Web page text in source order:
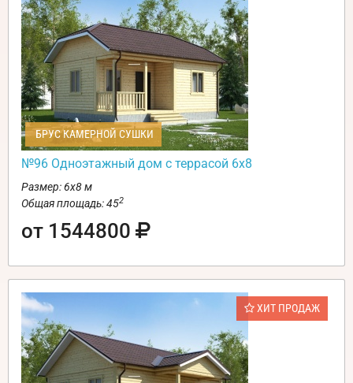
БРУС КАМЕРНОЙ СУШКИ
№96 Одноэтажный дом с террасой 6х8
Размер: 6х8 м
Общая площадь: 452
от 1544800
ХИТ ПРОДАЖ